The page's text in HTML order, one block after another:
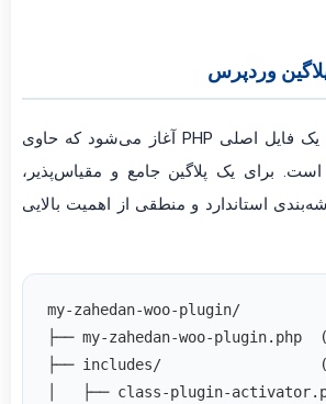
وردپرس
هر پلاگین وردپرس با یک فایل اصلی PHP آغاز می‌شود که حاوی
است. برای یک پلاگین جامع و مقیاس‌پذیر،
استاندارد و منطقی از اهمیت بالایی
my-zahedan-woo-plugin/